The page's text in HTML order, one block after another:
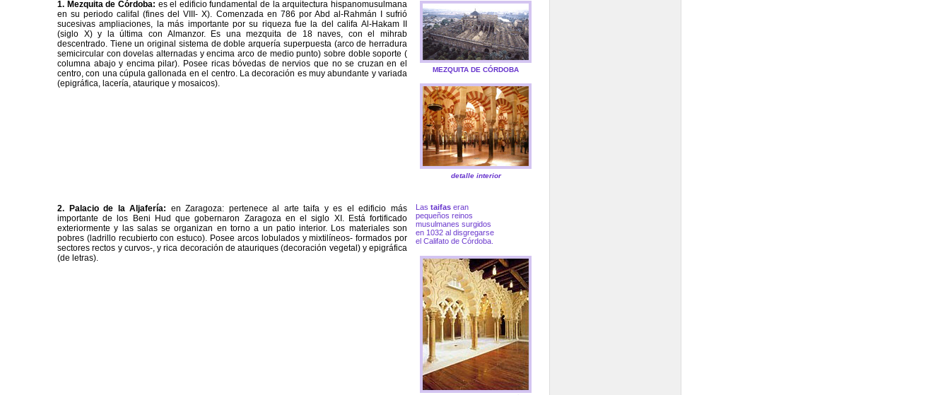
1. Mezquita de Córdoba: es el edificio fundamental de la arquitectura hispanomusulmana
en su periodo califal (fines del VIII- X). Comenzada en 786 por Abd al-Rahmán I sufrió
sucesivas ampliaciones, la más importante por su riqueza fue la del califa Al-Hakam II
(siglo X) y la última con Almanzor. Es una mezquita de 18 naves, con el mihrab
descentrado. Tiene un original sistema de doble arquería superpuesta (arco de herradura
semicircular con dovelas alternadas y encima arco de medio punto) sobre doble soporte (
columna abajo y encima pilar). Posee ricas bóvedas de nervios que no se cruzan en el
centro, con una cúpula gallonada en el centro. La decoración es muy abundante y variada
(epigráfica, lacería, ataurique y mosaicos).
MEZQUITA DE CÓRDOBA
detalle interior
2. Palacio de la Aljafería: en Zaragoza: pertenece al arte taifa y es el edificio más
importante de los Beni Hud que gobernaron Zaragoza en el siglo XI. Está fortificado
exteriormente y las salas se organizan en torno a un patio interior. Los materiales son
pobres (ladrillo recubierto con estuco). Posee arcos lobulados y mixtilíneos- formados por
sectores rectos y curvos-, y rica decoración de atauriques (decoración vegetal) y epigráfica
(de letras).
Las taifas eran
pequeños reinos
musulmanes surgidos
en 1032 al disgregarse
el Califato de Córdoba.